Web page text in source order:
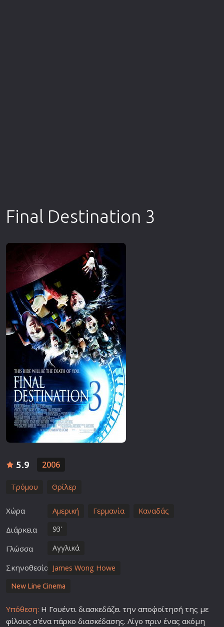
Final Destination 3
5.9 2006
Τρόμου Θρίλερ
Χώρα Αμερική Γερμανία Καναδάς
Διάρκεια 93'
Γλώσσα Αγγλικά
Σκηνοθεσία James Wong Howe
New Line Cinema
Υπόθεση: Η Γουέντι διασκεδάζει την απο΄φοίτησή της με
φίλους σ'ένα πάρκο διασκέδασης. Λίγο πριν ένας ακόμη